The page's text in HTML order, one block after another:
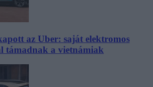
az Uber: saját elektromos
támadnak a vietnámiak